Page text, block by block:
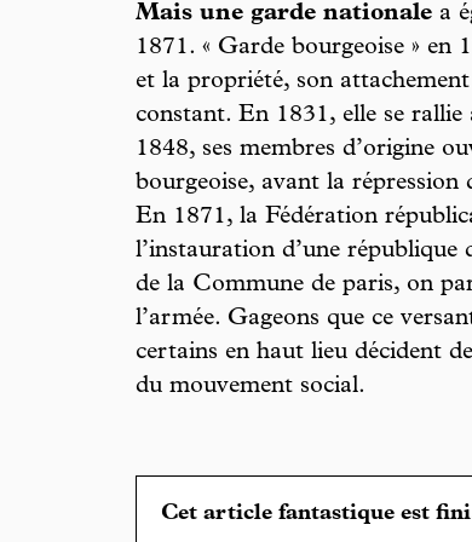
Mais une garde nationale a
1871. « Garde bourgeoise » en
et la propriété, son
constant. En 1831, elle se
1848, ses membres d’origine
bourgeoise, avant la
En 1871, la Fédération
l’instauration d’une république
de la Commune de paris, on
l’armée. Gageons que ce
certains en haut lieu décident
du mouvement social.
Cet article fantastique est